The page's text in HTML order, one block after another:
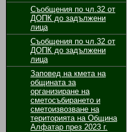
Съобщения по чл.32 от
ДОПК до задължени
лица
Съобщения по чл.32 от
ДОПК до задължени
лица
Заповед на кмета на
общината за
организиране на
сметосъбирането и
сметоизвозване на
територията на Община
Алфатар през 2023 г.